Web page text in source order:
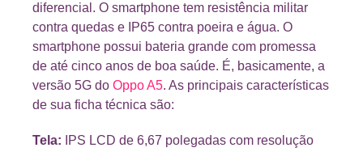
diferencial. O smartphone tem resistência militar
contra quedas e IP65 contra poeira e água. O
smartphone possui bateria grande com promessa
de até cinco anos de boa saúde. É, basicamente, a
versão 5G do Oppo A5. As principais características
de sua ficha técnica são:
Tela: IPS LCD de 6,67 polegadas com resolução